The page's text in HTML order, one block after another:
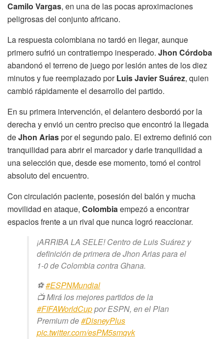
Camilo Vargas, en una de las pocas aproximaciones
peligrosas del conjunto africano.
La respuesta colombiana no tardó en llegar, aunque
primero sufrió un contratiempo inesperado. Jhon Córdoba
abandonó el terreno de juego por lesión antes de los diez
minutos y fue reemplazado porLuis Javier Suárez, quien
cambió rápidamente el desarrollo del partido.
En su primera intervención, el delantero desbordó por la
derecha y envió un centro preciso que encontró la llegada
deJhon Ariaspor el segundo palo. El extremo definió con
tranquilidad para abrir el marcador y darle tranquilidad a
una selección que, desde ese momento, tomó el control
absoluto del encuentro.
Con circulación paciente, posesión del balón y mucha
movilidad en ataque, Colombiaempezó a encontrar
espacios frente a un rival que nunca logró reaccionar.
¡ARRIBA LA SELE! Centro de Luis Suárez y
definición de primera de Jhon Arias para el
1-0 de Colombia contra Ghana.
⚽#ESPNMundial
📺 Mirá los mejores partidos de la
#FIFAWorldCuppor ESPN, en el Plan
Premium de#DisneyPlus
pic.twitter.com/esPM5smqvk